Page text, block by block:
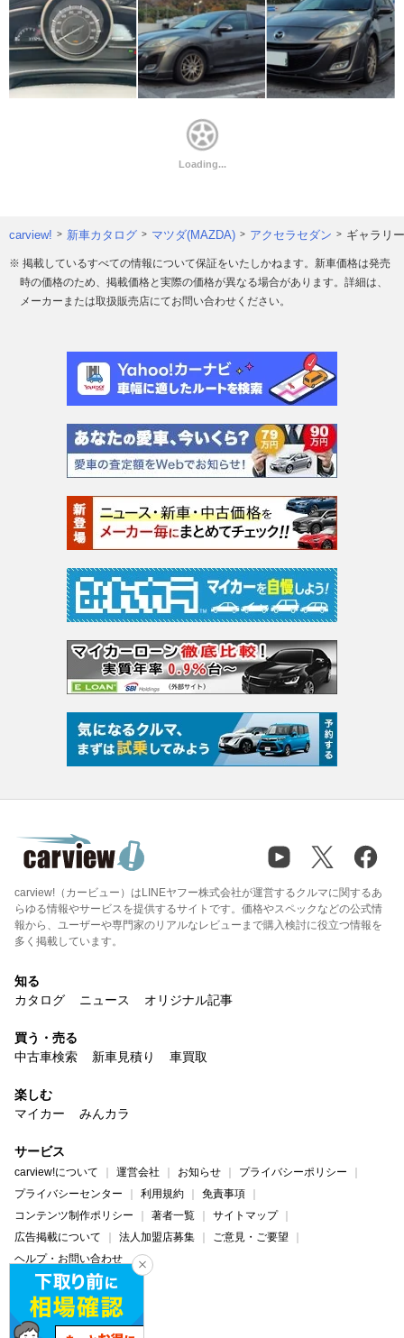
carview! 新車カタログ マツダ(MAZDA) アクセラセダン ギャラリー
※ 掲載しているすべての情報について保証をいたしかねます。新車価格は発売
時の価格のため、掲載価格と実際の価格が異なる場合があります。詳細は、
メーカーまたは取扱販売店にてお問い合わせください。
carview!（カービュー）はLINEヤフー株式会社が運営するクルマに関するあ
らゆる情報やサービスを提供するサイトです。価格やスペックなどの公式情
報から、ユーザーや専門家のリアルなレビューまで購入検討に役立つ情報を
多く掲載しています。
知る
カタログ
ニュース オリジナル記事
買う・売る
中古車検索
新車見積り 車買取
楽しむ
マイカー
みんカラ
サービス
carview!について 運営会社 お知らせ
プライバシーポリシー
プライバシーセンター
利用規約
免責事項
コンテンツ制作ポリシー
著者一覧
サイトマップ
広告掲載について
法人加盟店募集
ご意見・ご要望
ヘルプ・お問い合わせ
carview! Yahoo! JAPAN